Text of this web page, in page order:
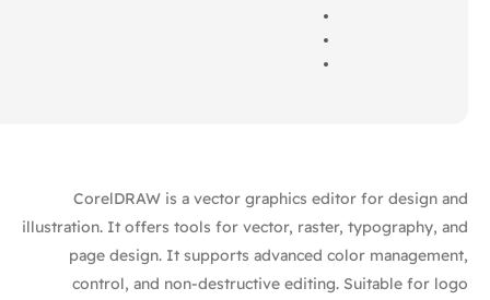
CorelDRAW is a vector graphics editor for design and
illustration. It offers tools for vector, raster, typography, and
page design. It supports advanced color management,
control, and non-destructive editing. Suitable for logo